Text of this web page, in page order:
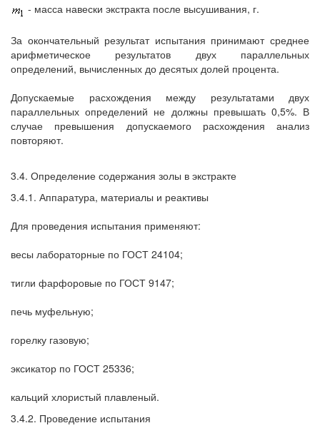
- масса навески экстракта после высушивания, г.
За окончательный результат испытания принимают среднее
арифметическое результатов двух параллельных
определений, вычисленных до десятых долей процента.
Допускаемые расхождения между результатами двух
параллельных определений не должны превышать 0,5%. В
случае превышения допускаемого расхождения анализ
повторяют.
3.4. Определение содержания золы в экстракте
3.4.1. Аппаратура, материалы и реактивы
Для проведения испытания применяют:
весы лабораторные по ГОСТ 24104;
тигли фарфоровые по ГОСТ 9147;
печь муфельную;
горелку газовую;
эксикатор по ГОСТ 25336;
кальций хлористый плавленый.
3.4.2. Проведение испытания